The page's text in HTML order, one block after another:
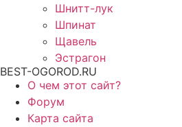
Шнитт-лук
Шпинат
Щавель
Эстрагон
BEST-OGOROD.RU
О чем этот сайт?
Форум
Карта сайта